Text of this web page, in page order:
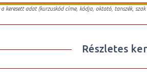
keresett adat (kurzuskód címe, kódja, oktató, tanszék,
Részletes